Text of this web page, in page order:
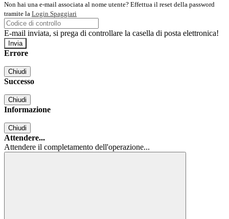
Non hai una e-mail associata al nome utente? Effettua il reset della password
tramite la Login Spaggiari
E-mail inviata, si prega di controllare la casella di posta elettronica!
Errore
Chiudi
Successo
Chiudi
Informazione
Chiudi
Attendere...
Attendere il completamento dell'operazione...